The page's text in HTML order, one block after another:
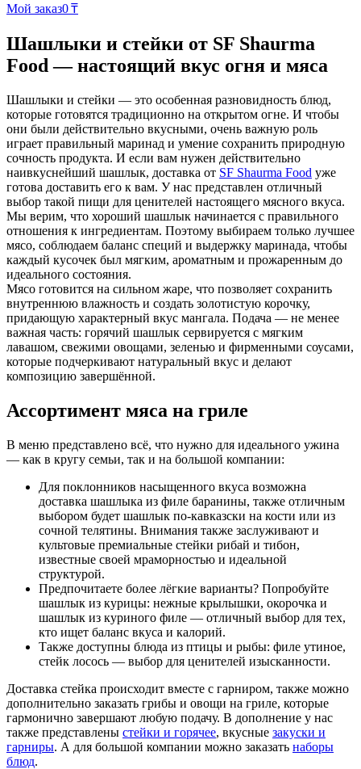
Мой заказ0 ₸
Шашлыки и стейки от SF Shaurma
Food — настоящий вкус огня и мяса
Шашлыки и стейки — это особенная разновидность блюд,
которые готовятся традиционно на открытом огне. И чтобы
они были действительно вкусными, очень важную роль
играет правильный маринад и умение сохранить природную
сочность продукта. И если вам нужен действительно
наивкуснейший шашлык, доставка от SF Shaurma Food уже
готова доставить его к вам. У нас представлен отличный
выбор такой пищи для ценителей настоящего мясного вкуса.
Мы верим, что хороший шашлык начинается с правильного
отношения к ингредиентам. Поэтому выбираем только лучшее
мясо, соблюдаем баланс специй и выдержку маринада, чтобы
каждый кусочек был мягким, ароматным и прожаренным до
идеального состояния.
Мясо готовится на сильном жаре, что позволяет сохранить
внутреннюю влажность и создать золотистую корочку,
придающую характерный вкус мангала. Подача — не менее
важная часть: горячий шашлык сервируется с мягким
лавашом, свежими овощами, зеленью и фирменными соусами,
которые подчеркивают натуральный вкус и делают
композицию завершённой.
Ассортимент мяса на гриле
В меню представлено всё, что нужно для идеального ужина
— как в кругу семьи, так и на большой компании:
Для поклонников насыщенного вкуса возможна
доставка шашлыка из филе баранины, также отличным
выбором будет шашлык по-кавказски на кости или из
сочной телятины. Внимания также заслуживают и
культовые премиальные стейки рибай и тибон,
известные своей мраморностью и идеальной
структурой.
Предпочитаете более лёгкие варианты? Попробуйте
шашлык из курицы: нежные крылышки, окорочка и
шашлык из куриного филе — отличный выбор для тех,
кто ищет баланс вкуса и калорий.
Также доступны блюда из птицы и рыбы: филе утиное,
стейк лосось — выбор для ценителей изысканности.
Доставка стейка происходит вместе с гарниром, также можно
дополнительно заказать грибы и овощи на гриле, которые
гармонично завершают любую подачу. В дополнение у нас
также представлены стейки и горячее, вкусные закуски и
гарниры. А для большой компании можно заказать наборы
блюд.